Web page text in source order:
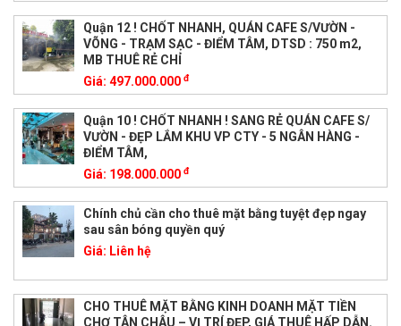
Quận 12 ! CHỐT NHANH, QUÁN CAFE S/VƯỜN -
VÕNG - TRẠM SẠC - ĐIỂM TÂM, DTSD : 750 m2,
MB THUÊ RẺ CHỈ
Giá: 497.000.000 đ
Quận 10 ! CHỐT NHANH ! SANG RẺ QUÁN CAFE S/
VƯỜN - ĐẸP LẮM KHU VP CTY - 5 NGÂN HÀNG -
ĐIỂM TÂM,
Giá: 198.000.000 đ
Chính chủ cần cho thuê mặt bằng tuyệt đẹp ngay
sau sân bóng quyền quý
Giá: Liên hệ
CHO THUÊ MẶT BẰNG KINH DOANH MẶT TIỀN
CHỢ TÂN CHÂU – VỊ TRÍ ĐẸP, GIÁ THUÊ HẤP DẪN.